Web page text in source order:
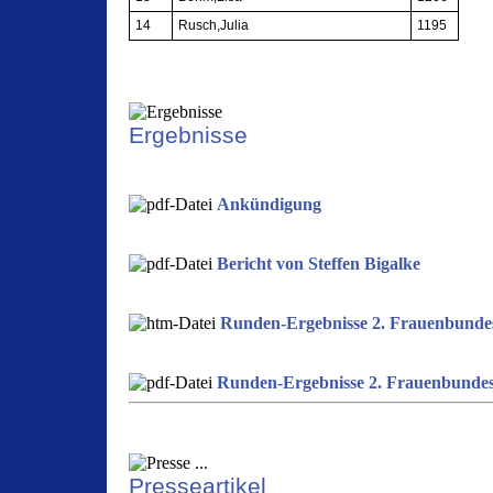
14
Rusch,Julia 1195
Ergebnisse
Ankündigung
Bericht von Steffen Bigalke
Runden-Ergebnisse 2.
Runden-Ergebnisse 2.
Presseartikel